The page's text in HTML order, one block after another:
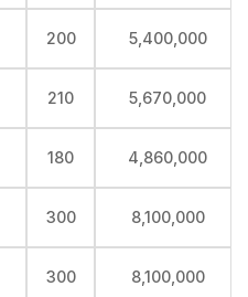
200 5,400,000
210 5,670,000
180 4,860,000
300 8,100,000
300 8,100,000